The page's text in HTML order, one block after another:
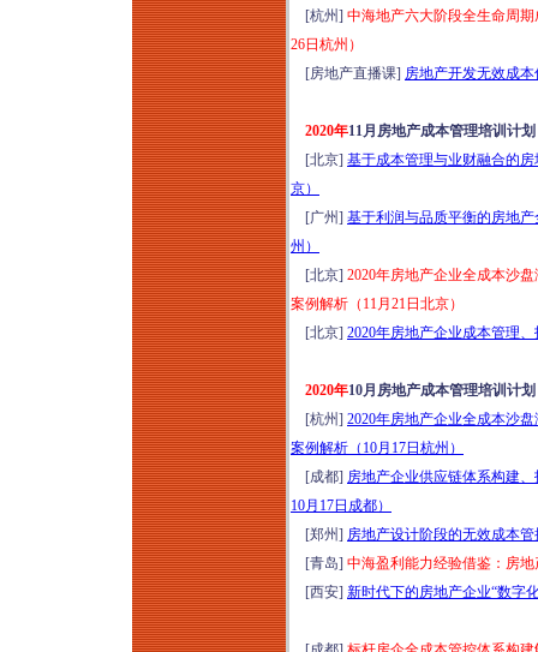
[杭州] 中海地产六大阶段全生命周
26日杭州）
[房地产直播课] 房地产开发无效成本
2020年11月房地产成本管理培训计
[北京] 基于成本管理与业财融合的
京）
[广州] 基于利润与品质平衡的房地
州）
[北京] 2020年房地产企业全成本沙
案例解析（11月21日北京）
[北京] 2020年房地产企业成本管理
2020年10月房地产成本管理培训计
[杭州] 2020年房地产企业全成本沙
案例解析（10月17日杭州）
[成都] 房地产企业供应链体系构建
10月17日成都）
[郑州] 房地产设计阶段的无效成本
[青岛] 中海盈利能力经验借鉴：房
[西安] 新时代下的房地产企业“数字